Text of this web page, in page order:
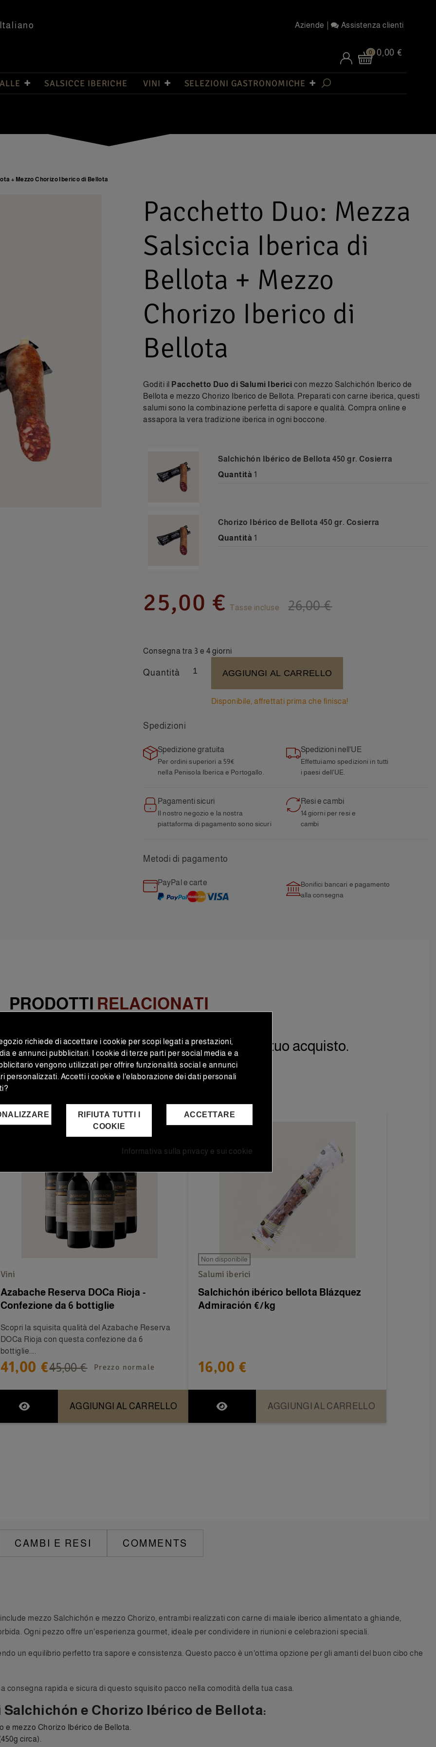
Italiano Aziende Assistenza clienti
0 0,00 €
SALSICCE IBERICHE VINI SELEZIONI GASTRONOMICHE
+ Mezzo Chorizo Iberico di Bellota
Pacchetto Duo: Mezza
Salsiccia Iberica di
Bellota + Mezzo
Chorizo Iberico di
Bellota
Goditi il Pacchetto Duo di Salumi Iberici con mezzo Salchichón Iberico de
Bellota e mezzo Chorizo Iberico de Bellota. Preparati con carne iberica, questi
salumi sono la combinazione perfetta di sapore e qualità. Compra online e
assapora la vera tradizione iberica in ogni boccone.
Salchichón Ibérico de Bellota 450 gr. Cosierra
Quantità 1
Chorizo Ibérico de Bellota 450 gr. Cosierra
Quantità 1
25,00 € Tasse incluse 26,00 €
Consegna tra 3 e 4 giorni
Quantità AGGIUNGI AL CARRELLO
Disponibile, affrettati prima che finisca!
Spedizioni
Spedizione gratuita
Per ordini superiori a 59€
nella Penisola Iberica e Portogallo.
Spedizioni nell'UE
Effettuiamo spedizioni in tutti
i paesi dell'UE.
Pagamenti sicuri
Il nostro negozio e la nostra
piattaforma di pagamento sono sicuri
Resi e cambi
14 giorni per resi e
cambi
Metodi di pagamento
PayPal e carte
Bonifici bancari e pagamento
alla consegna
PRODOTTI RELACIONATI
essere una combinazione perfetta per il tuo acquisto.
Vini
Azabache Reserva DOCa Rioja -
Confezione da 6 bottiglie
Scopri la squisita qualità del Azabache Reserva
DOCa Rioja con questa confezione da 6
bottiglie....
41,00 €45,00 € Prezzo normale
AGGIUNGI AL CARRELLO
Non disponibile
Salumi iberici
Salchichón ibérico bellota Blázquez
Admiración €/kg
16,00 €
AGGIUNGI AL CARRELLO
CAMBI E RESI COMMENTS
include mezzo Salchichón e mezzo Chorizo, entrambi realizzati con carne di maiale iberico alimentato a ghiande,
Ogni pezzo offre un'esperienza gourmet, ideale per condividere in riunioni e celebrazioni speciali.
un equilibrio perfetto tra sapore e consistenza. Questo pacco è un'ottima opzione per gli amanti del buon cibo che
consegna rapida e sicura di questo squisito pacco nella comodità della tua casa.
e Chorizo Ibérico de Bellota:
e mezzo Chorizo Ibérico de Bellota.
circa).
richiede di accettare i cookie per scopi legati a prestazioni,
e annunci pubblicitari. I cookie di terze parti per social media e a
vengono utilizzati per offrire funzionalità social e annunci
personalizzati. Accetti i cookie e l'elaborazione dei dati personali
ACCETTARE
RIFIUTA TUTTI I
COOKIE
Informativa sulla privacy e sui cookie